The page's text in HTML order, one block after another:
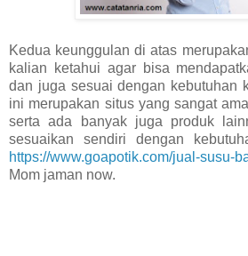
Kedua keunggulan di atas
kalian ketahui agar bisa
dan juga sesuai dengan kebutuhan
ini merupakan situs yang sangat
serta ada banyak juga produk
sesuaikan sendiri dengan
https://www.goapotik.com/jual-susu-
Mom jaman now.